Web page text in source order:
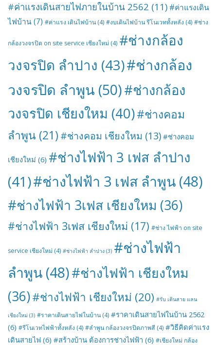
#ค่าแรงเดินสายไฟภายในบ้าน 2562 (11) #ค่าแรงเดิน
ไฟบ้าน(7) #ค่าแรง เดินไฟบ้าน (4) #งบเดินไฟบ้าน รีโนเวททั้งหลัง (4) #ช่าง
กล้องวงจรปิด on site service เชียงใหม่ (4) #ช่างกล้อง
วงจรปิด ลำปาง (43)#ช่างกล้อง
วงจรปิด ลำพูน (50)#ช่างกล้อง
วงจรปิด เชียงใหม (40)#ช่างคอม
ลำพูน (21) #ช่างคอม เชียงใหม (13) #ช่างคอม
เชียงใหม่ (6) #ช่างไฟฟ้า 3 เฟส ลำปาง
(41)#ช่างไฟฟ้า 3 เฟส ลำพูน (48)
#ช่างไฟฟ้า 3เฟส เชียงใหม (36)
#ช่างไฟฟ้า 3เฟส เชียงใหม่ (17) #ช่าง ไฟฟ้า on site
service เชียงใหม่ (4) #ช่างไฟฟ้า ลำปาง (3) #ช่างไฟฟ้า
ลำพูน (48)#ช่างไฟฟ้า เชียงใหม
(36)#ช่างไฟฟ้า เชียงใหม่ (20) #รับ เดินสาย แลน
เชียงใหม่ (3) #ราคาเดินสายไฟในบ้าน (4) #ราคาเดินสายไฟในบ้าน 2562
(6) #รีโนเวทไฟฟ้าทั้งหลัง (4) #ลำพูน กล้องวงจรปิดภาพสี (4) #วิธีคิดค่าแรง
เดินสายไฟ (6) #สร้างบ้าน ต้องการช่างไฟฟ้า (6) #เชียงใหม่ กล้อง